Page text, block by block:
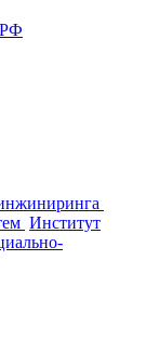
Институт